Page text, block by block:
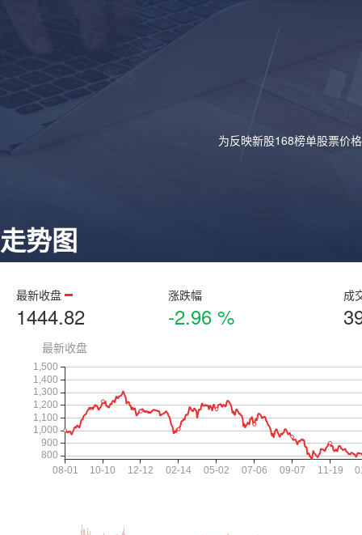
为反映新股168榜单股票价
走势图
最新收盘
1444.82
涨跌幅
-2.96 %
成